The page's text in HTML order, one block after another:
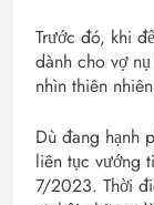
Trước đó, khi
dành cho vợ
nhìn thiên
Dù đang hạnh
liên tục vướng
7/2023. Thời